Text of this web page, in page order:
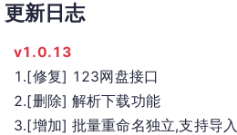
更新日志
v1.0.13
1.[修复] 123网盘接口
2.[删除] 解析下载功能
3.[增加] 批量重命名独立,支持导入